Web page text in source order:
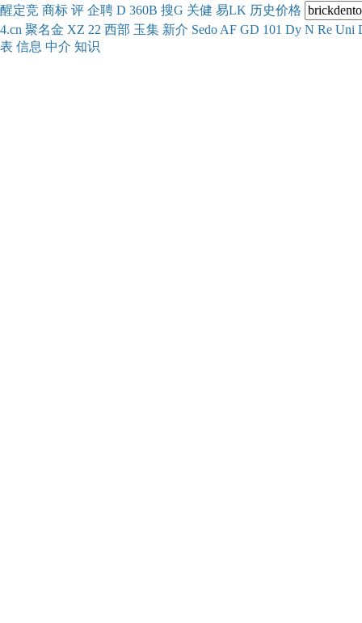
醒定竞 商标 评 企聘 D 360B 搜G 关健 易LK 历史价格
4.cn 聚名金 XZ 22 西部 玉集 新介 Sedo AF GD 101 Dy N Re Uni
表 信息 中介 知识